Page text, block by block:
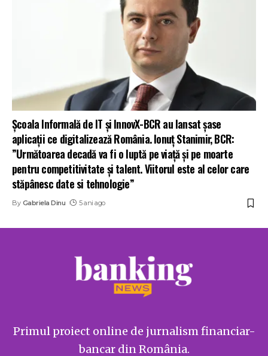
Școala Informală de IT și InnovX-BCR au lansat șase
aplicații ce digitalizează România. Ionuț Stanimir, BCR:
”Următoarea decadă va fi o luptă pe viață și pe moarte
pentru competitivitate și talent. Viitorul este al celor care
stăpânesc date si tehnologie”
By Gabriela Dinu 5 ani ago
Primul proiect online de jurnalism financiar-
bancar din România.